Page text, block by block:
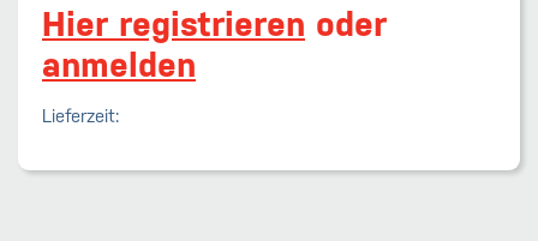
Hier registrieren oder
anmelden
Lieferzeit: